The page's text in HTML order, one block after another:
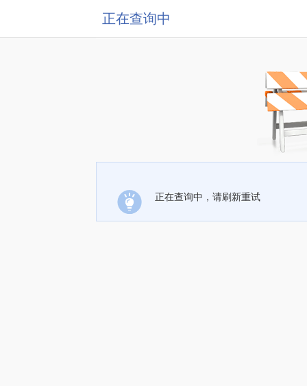
正在查询中
正在查询中，请刷新重试